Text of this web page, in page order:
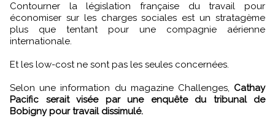
Contourner la législation française du travail pour
économiser sur les charges sociales est un stratagème
plus que tentant pour une compagnie aérienne
internationale.
Et les low-cost ne sont pas les seules concernées.
Selon une information du magazine Challenges, Cathay
Pacific serait visée par une enquête du tribunal de
Bobigny pour travail dissimulé.